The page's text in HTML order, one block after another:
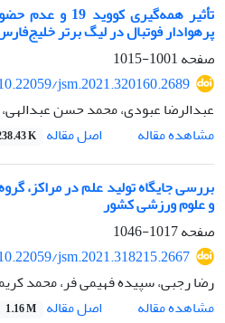
تأثیر همه‌گیری
پرهوادار فوتبال در لیگ برتر
صفحه1001-1015
jsm.2021.320160.2689
عبدالرضا عبودی، محمد حسن
مشاهده مقاله
اصل مقاله K
بررسی جایگاه تولید علم در مراکز،
و علوم ورزشی کشور
صفحه1017-1046
jsm.2021.318215.2667
رضا رجبی، سپیده فهیمی فر، محمد
مشاهده مقاله
اصل مقاله 1.16 M